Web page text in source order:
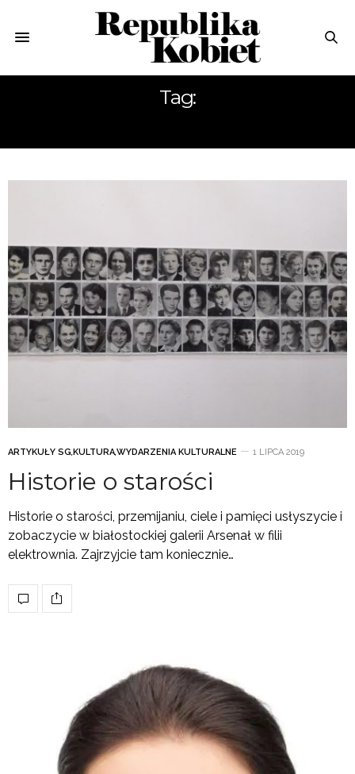
Tag:
ARTYKUŁY SG,KULTURA,WYDARZENIA KULTURALNE 1 LIPCA 2019
Historie o starości
Historie o starości, przemijaniu, ciele i pamięci usłyszycie i
zobaczycie w białostockiej galerii Arsenał w filii
elektrownia. Zajrzyjcie tam koniecznie…